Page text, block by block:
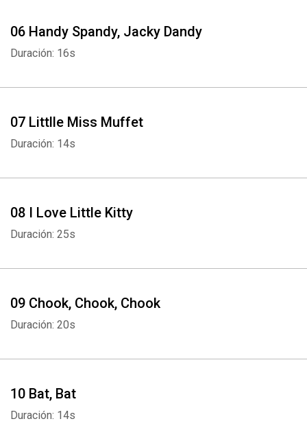
06 Handy Spandy, Jacky Dandy
Duración: 16s
07 Littlle Miss Muffet
Duración: 14s
08 I Love Little Kitty
Duración: 25s
09 Chook, Chook, Chook
Duración: 20s
10 Bat, Bat
Duración: 14s